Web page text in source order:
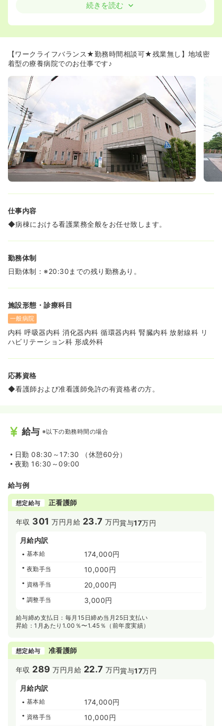
の浅い方も歓迎しています。
◆ご本人の適性や希望を考慮し、病棟、外来、または透析
部門への配属を決定するため、ご自身に合った環境でキャ
《安定した生活を支える充実の福利厚生と手当をご用意し
ています》
◆月々の給与に加え、夜勤手当（1回10,000円）、扶養手
当、住居手当（規定あり）など、各種手当が充実してお
り、生活をしっかりとサポートします。
◆毎年、昇給と賞与（年2回）の実績があり、日々の頑張
りがきちんと評価される職場です。
◆勤続3年以上で退職金制度が適用されるなど、将来を見
据えて安心して働ける基盤が整っています。
《地域に根ざして長くキャリアを築けます》
◆定年が65歳、さらに70歳までの再雇用制度があり、長
◆ライフイベントによる休職からの復職実績もあり、キャ
リアが途切れることなく、安心して働き続けられます。
◆職務給制度により、役職や職能に応じた手当が支給され
るため、キャリアアップを目指すこともできます。
《患者様一人ひとりと向き合う、心温まる看護を実践でき
ます》
◆療養病床が中心の病院ですので、急性期のような慌ただ
しさの中ではなく、患者様一人ひとりに寄り添い、じっく
◆内科、リハビリテーション科、透析など、地域に不可欠
な医療を提供しており、地域医療に貢献している実感を得
ながら働くことができます。
◆「共に地域医療を支えていただける仲間を募集しており
ます」というメッセージの通り、温かい雰囲気の中でチー
続きを読む
【ワークライフバランス★勤務時間相談可★残業無し】地域密
着型の療養病院でのお仕事です♪
仕事内容
◆病棟における看護業務全般をお任せ致します。
勤務体制
日勤体制：※20:30までの残り勤務あり。
施設形態・診療科目
一般病院
内科 呼吸器内科 消化器内科 循環器内科 腎臓内科 放射線科 リ
ハビリテーション科 形成外科
応募資格
◆看護師および准看護師免許の有資格者の方。
給与 ※以下の勤務時間の場合
日勤 08:30～17:30 （休憩60分）
夜勤 16:30～09:00
給与例
想定給与 正看護師
年収 301 万円 月給 23.7 万円賞与17万円
月給内訳
基本給 174,000円
夜勤手当 10,000円
資格手当 20,000円
調整手当 3,000円
給与締め支払日：毎月15日締め当月25日支払い
昇給：1月あたり1.00％〜1.45％（前年度実績）
想定給与 准看護師
年収 289 万円 月給 22.7 万円賞与17万円
月給内訳
基本給 174,000円
資格手当 10,000円